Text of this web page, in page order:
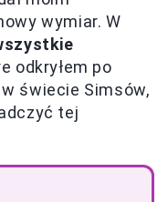
wymiar. W
odkryłem po
świecie Simsów,
tej